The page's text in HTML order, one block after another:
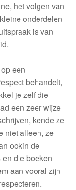
het volgen van
onderdelen
is van
een
behandelt,
je zelf die
een zeer wijze
kende ze
niet alleen, ze
ookin de
en die boeken
aan vooral zijn